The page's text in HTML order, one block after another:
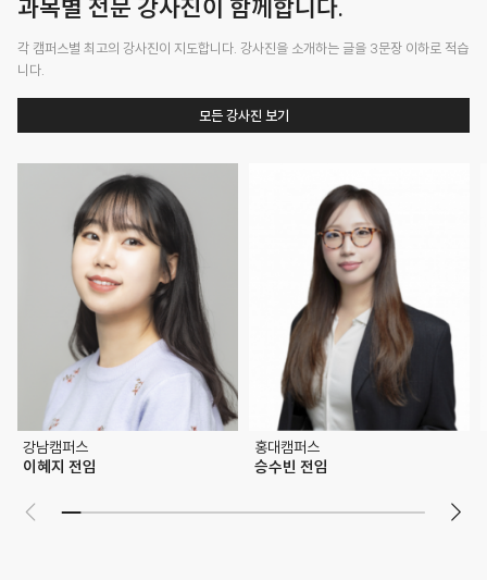
과목별 전문 강사진이 함께합니다.
각 캠퍼스별 최고의 강사진이 지도합니다. 강사진을 소개하는 글을 3문장 이하로 적습
니다.
모든 강사진 보기
강남캠퍼스
이혜지 전임
홍대캠퍼스
승수빈 전임